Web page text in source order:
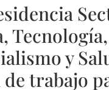
Tecnología,
y
de trabajo